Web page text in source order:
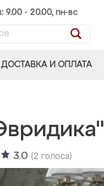
9.00 - 20.00, пн-вс
ДОСТАВКА И ОПЛАТА
3.0 (2 голоса)